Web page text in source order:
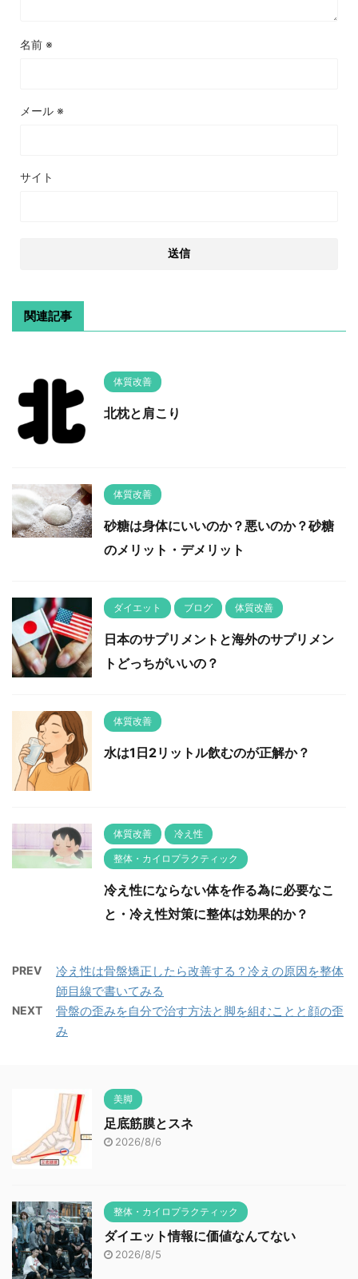
名前 ※
メール ※
サイト
関連記事
体質改善
北枕と肩こり
体質改善
砂糖は身体にいいのか？悪いのか？砂糖
のメリット・デメリット
ダイエット ブログ 体質改善
日本のサプリメントと海外のサプリメン
トどっちがいいの？
体質改善
水は1日2リットル飲むのが正解か？
体質改善 冷え性
整体・カイロプラクティック
冷え性にならない体を作る為に必要なこ
と・冷え性対策に整体は効果的か？
PREV
冷え性は骨盤矯正したら改善する？冷えの原因を整体
師目線で書いてみる
NEXT
骨盤の歪みを自分で治す方法と脚を組むことと顔の歪
み
美脚
足底筋膜とスネ
2026/8/6
整体・カイロプラクティック
ダイエット情報に価値なんてない
2026/8/5